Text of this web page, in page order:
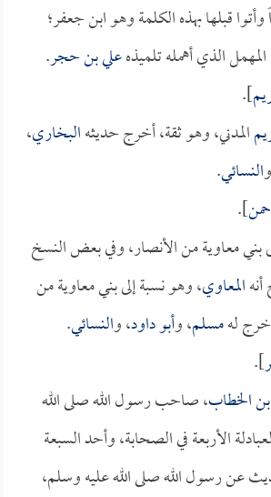
قبلها بهذه الكلمة وهو ابن جعفر؛
الذي أهمله تلميذهعلي بن حجر.
].
المدني، وهو ثقة، أخرج حديثهالبخاري،
النسائي.
].
بني معاوية من الأنصار، وفي بعض النسخ
المعاوي، وهو نسبة إلى بني معاوية من
لهمسلم، وأبو داود، والنسائي.
].
الخطاب، صاحب رسول الله صلى الله
الأربعة في الصحابة، وأحد السبعة
عن رسول الله صلى الله عليه وسلم،